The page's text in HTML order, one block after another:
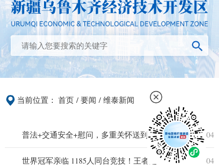
当前位置： 首页 /要闻 /维泰新闻
2026-08-04
普法+交通安全+慰问，多重关怀送到骑手身边
2026-08-04
世界冠军亲临 1185人同台竞技！王者之志羽毛球巡回赛乌鲁木齐站火热开赛